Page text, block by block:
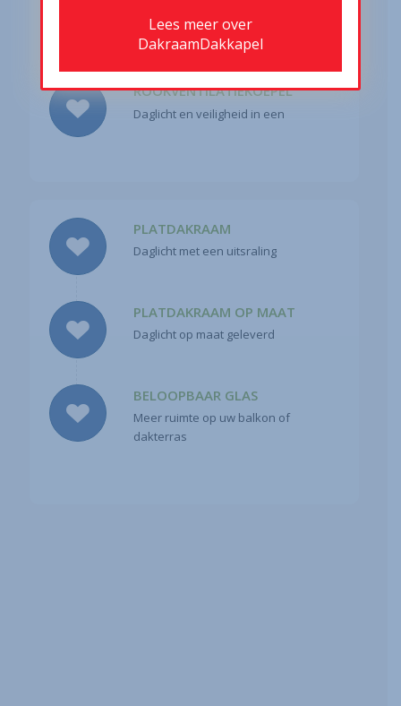
daglicht
ROOKVENTILATIEKOEPEL
Daglicht en veiligheid in een
PLATDAKRAAM
Daglicht met een uitsraling
PLATDAKRAAM OP MAAT
Daglicht op maat geleverd
BELOOPBAAR GLAS
Meer ruimte op uw balkon of
dakterras
Lees meer over
DakraamDakkapel